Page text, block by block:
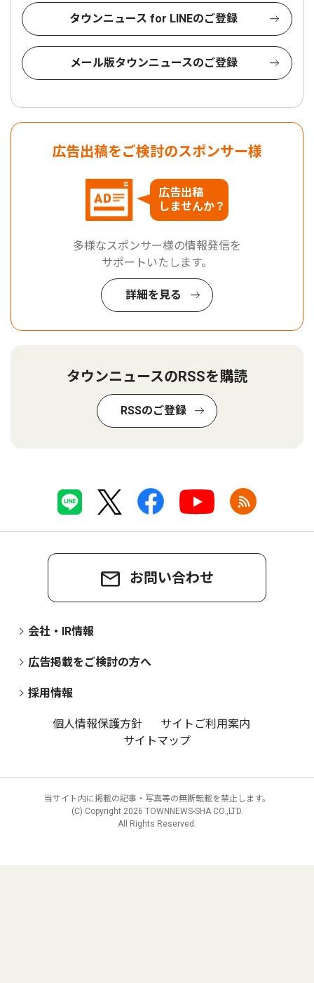
タウンニュース for LINEのご登録
メール版タウンニュースのご登録
広告出稿をご検討のスポンサー様
広告出稿
しませんか？
多様なスポンサー様の情報発信を
サポートいたします。
詳細を見る
タウンニュースのRSSを購読
RSSのご登録
お問い合わせ
会社・IR情報
広告掲載をご検討の方へ
採用情報
個人情報保護方針
サイトご利用案内
サイトマップ
当サイト内に掲載の記事・写真等の無断転載を禁止します。
(C) Copyright 2026 TOWNNEWS-SHA CO.,LTD.
All Rights Reserved.